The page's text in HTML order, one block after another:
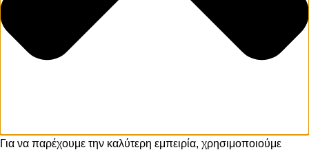
Για να παρέχουμε την καλύτερη εμπειρία, χρησιμοποιούμε